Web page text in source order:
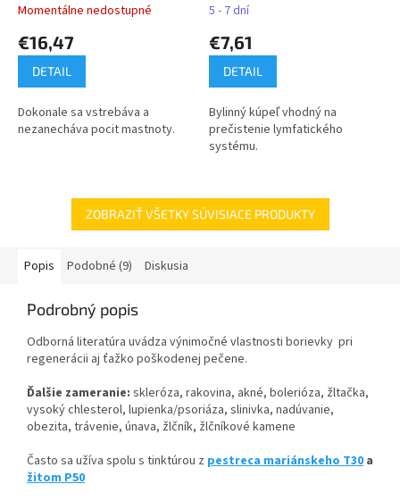
Momentálne nedostupné
€16,47
DETAIL
Dokonale sa vstrebáva a
nezanecháva pocit mastnoty.
5 - 7 dní
€7,61
DETAIL
Bylinný kúpeľ vhodný na
prečistenie lymfatického
systému.
ZOBRAZIŤ VŠETKY SÚVISIACE PRODUKTY
Popis Podobné (9) Diskusia
Podrobný popis
Odborná literatúra uvádza výnimočné vlastnosti borievky pri
regenerácii aj ťažko poškodenej pečene.
Ďalšie zameranie: skleróza, rakovina, akné, bolerióza, žltačka,
vysoký chlesterol, lupienka/psoriáza, slinivka, nadúvanie,
obezita, trávenie, únava, žlčník, žlčníkové kamene
Často sa užíva spolu s tinktúrou z pestreca mariánskeho T30 a
žitom P50